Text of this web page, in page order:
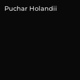
Puchar Holandii